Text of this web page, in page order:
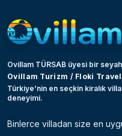
Ovillam TÜRSAB üyesi bir
Ovillam Turizm / Floki Travel
Türkiye’nin en seçkin kiralık
deneyimi.
Binlerce villadan size en